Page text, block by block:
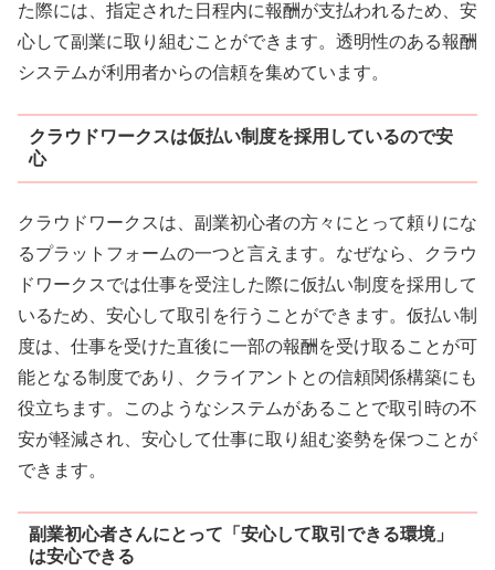
た際には、指定された日程内に報酬が支払われるため、安
心して副業に取り組むことができます。透明性のある報酬
システムが利用者からの信頼を集めています。
クラウドワークスは仮払い制度を採用しているので安
心
クラウドワークスは、副業初心者の方々にとって頼りにな
るプラットフォームの一つと言えます。なぜなら、クラウ
ドワークスでは仕事を受注した際に仮払い制度を採用して
いるため、安心して取引を行うことができます。仮払い制
度は、仕事を受けた直後に一部の報酬を受け取ることが可
能となる制度であり、クライアントとの信頼関係構築にも
役立ちます。このようなシステムがあることで取引時の不
安が軽減され、安心して仕事に取り組む姿勢を保つことが
できます。
副業初心者さんにとって「安心して取引できる環境」
は安心できる